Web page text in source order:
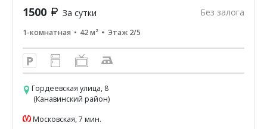
1500 За сутки Без залога
1-комнатная 42 м² Этаж 2/5
Гордеевская улица, 8
(Канавинский район)
Московская, 7 мин.